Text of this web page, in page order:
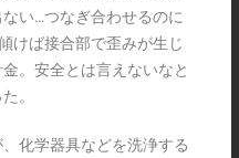
い…つなぎ合わせるのに
けば接合部で歪みが生じ
。安全とは言えないなと
。
化学器具などを洗浄する